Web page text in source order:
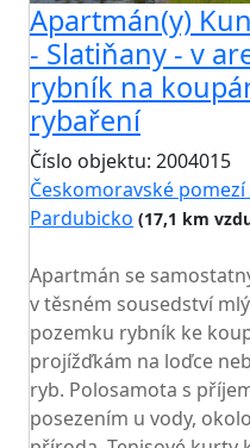
Apartmán(y)
- Slatiňany - v
rybník na
rybaření
Číslo objektu: 2004015
Českomoravské pomezí
Pardubicko (17,1 km
Apartmán se
v těsném sousedství
pozemku rybník ke
projížďkám na loďce
ryb. Polosamota s
posezením u vody,